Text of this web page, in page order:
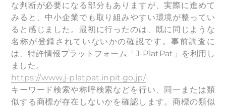
な判断が必要になる部分もありますが、実際に進めて
みると、中小企業でも取り組みやすい環境が整ってい
ると感じました。最初に行ったのは、既に同じような
名称が登録されていないかの確認です。事前調査に
は、特許情報プラットフォーム「J-PlatPat」を利用し
ました。
https://www.j-platpat.inpit.go.jp/
キーワード検索や称呼検索などを行い、同一または類
似する商標が存在しないかを確認します。商標の類似